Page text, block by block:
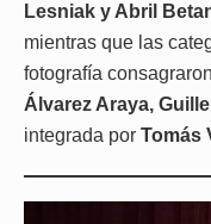
Lesniak y Abril
mientras que las
fotografía
Álvarez Araya,
integrada por Tomás